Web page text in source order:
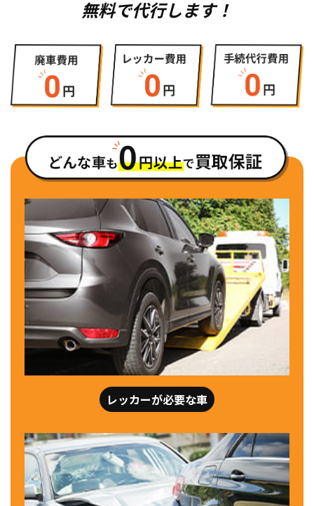
無料で代行します！
レッカーが必要な車